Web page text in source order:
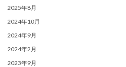
2025年8月
2024年10月
2024年9月
2024年2月
2023年9月